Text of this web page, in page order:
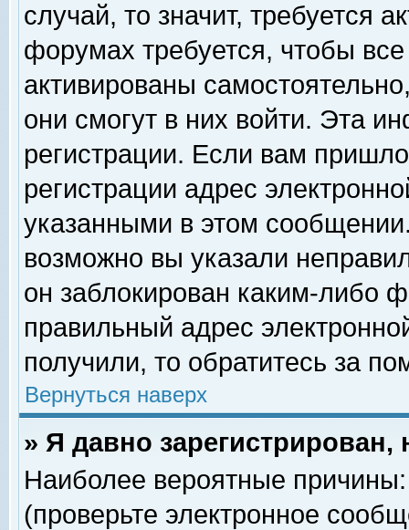
случай, то значит, требуется
форумах требуется, чтобы
активированы
они смогут в них войти. Эта
регистрации. Если вам
регистрации адрес
указанными в этом
возможно вы указали
он заблокирован каким-либо
правильный адрес
получили, то обратитесь за
Вернуться наверх
» Я давно
Наиболее вероятные
(проверьте электронное